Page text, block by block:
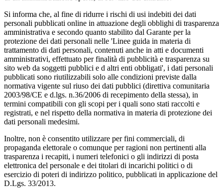
Si informa che, al fine di ridurre i rischi di usi indebiti dei dati
personali pubblicati online in attuazione degli obblighi di trasparenza
amministrativa e secondo quanto stabilito dal Garante per la
protezione dei dati personali nelle 'Linee guida in materia di
trattamento di dati personali, contenuti anche in atti e documenti
amministrativi, effettuato per finalità di pubblicità e trasparenza su
sito web da soggetti pubblici e d altri enti obbligati', i dati personali
pubblicati sono riutilizzabili solo alle condizioni previste dalla
normativa vigente sul riuso dei dati pubblici (direttiva comunitaria
2003/98/CE e d.lgs. n.36/2006 di recepimento della stessa), in
termini compatibili con gli scopi per i quali sono stati raccolti e
registrati, e nel rispetto della normativa in materia di protezione dei
dati personali medesimi.
Inoltre, non è consentito utilizzare per fini commerciali, di
propaganda elettorale o comunque per ragioni non pertinenti alla
trasparenza i recapiti, i numeri telefonici o gli indirizzi di posta
elettronica del personale e dei titolari di incarichi politici o di
esercizio di poteri di indirizzo politico, pubblicati in applicazione del
D.Lgs. 33/2013.